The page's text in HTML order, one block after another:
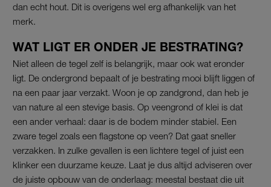
dan echt hout. Dit is overigens wel erg afhankelijk van het
merk.
WAT LIGT ER ONDER JE BESTRATING?
Niet alleen de tegel zelf is belangrijk, maar ook wat eronder
ligt. De ondergrond bepaalt of je bestrating mooi blijft liggen of
na een paar jaar verzakt. Woon je op zandgrond, dan heb je
van nature al een stevige basis. Op veengrond of klei is dat
een ander verhaal: daar is de bodem minder stabiel. Een
zware tegel zoals een flagstone op veen? Dat gaat sneller
verzakken. In zulke gevallen is een lichtere tegel of juist een
klinker een duurzame keuze. Laat je dus altijd adviseren over
de juiste opbouw van de onderlaag: meestal bestaat die uit